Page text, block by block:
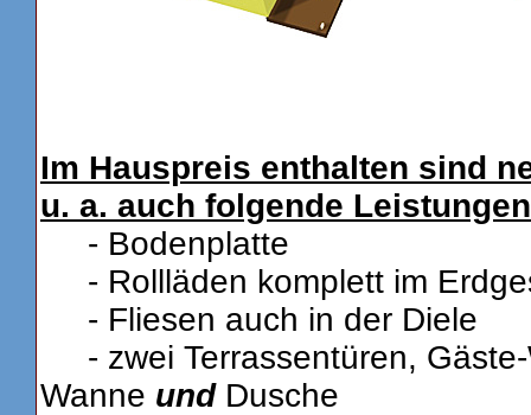
Im Hauspreis enthalten sind
u. a. auch folgende
- Bodenplatte
- Rollläden komplett im
- Fliesen auch in der Diele
- zwei Terrassentüren, Gäste-
Wanne undDusche